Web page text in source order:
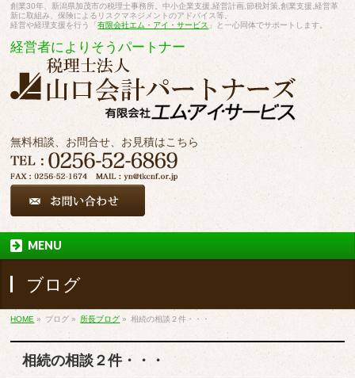
創業30年、新潟県加茂市の税理士事務所。中小企業支援,経営計画,節税対策,創業支援,経営革
新に取組み、保険によるリスクマネジメントのアドバイス等。
経営や経理支援を行う「有限会社エム・アイ・サービス 」と一心同体でサポートします。
経営者によりそうパートナー
無料相談、お問合せ、お見積はこちら
MENU
ブログ
HOME » ブログ » 所長ブログ » 相続の相談２件・・・
相続の相談２件・・・